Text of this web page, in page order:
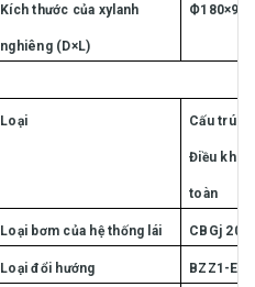
Kích thước của xylanh
nghiêng (D×L)
Loại Cấu trúc
Điều
toàn
Loại bơm của hệ thống lái CBGj
Loại đổi hướng BZZ1-